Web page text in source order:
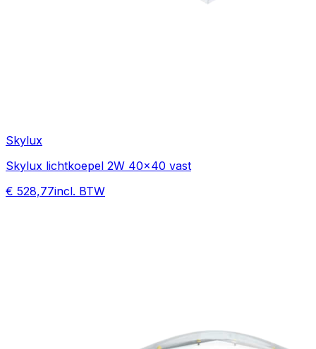
Skylux
Skylux lichtkoepel 2W 40x40 vast
€ 528,77incl. BTW